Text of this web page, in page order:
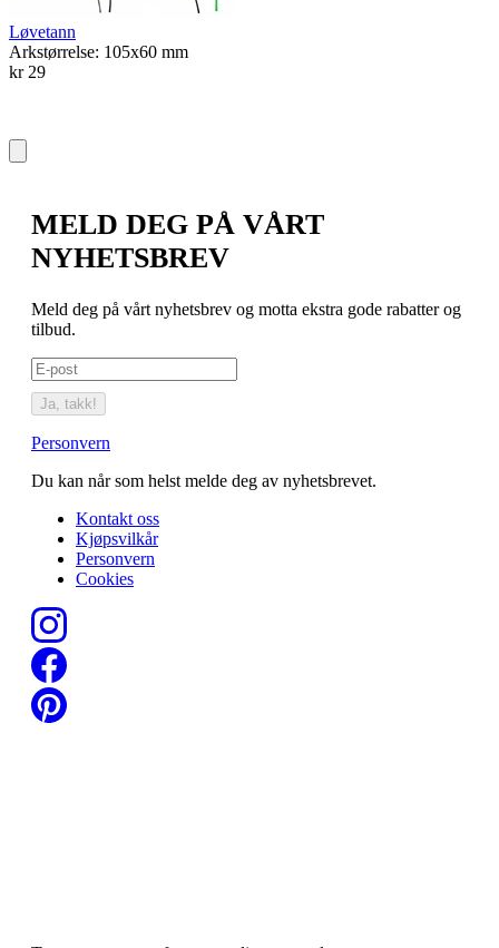
Løvetann
Arkstørrelse: 105x60 mm
kr 29
MELD DEG PÅ VÅRT
NYHETSBREV
Meld deg på vårt nyhetsbrev og motta ekstra gode rabatter og
tilbud.
Ja, takk!
Personvern
Du kan når som helst melde deg av nyhetsbrevet.
Kontakt oss
Kjøpsvilkår
Personvern
Cookies